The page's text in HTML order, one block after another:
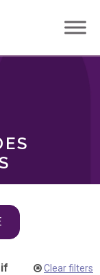
Clear filters